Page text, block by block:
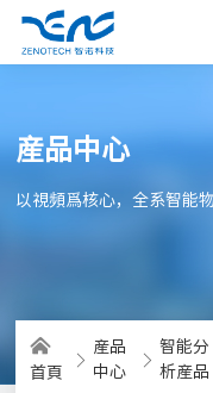
産品中心
以視頻爲核心，全系智能
首頁
産品
中心
智能分
析産品